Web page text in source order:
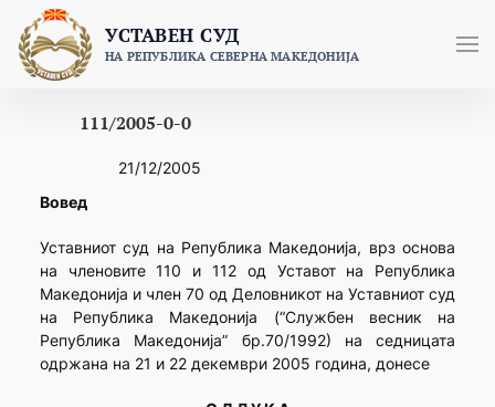
content
УСТАВЕН СУД
НА РЕПУБЛИКА СЕВЕРНА МАКЕДОНИЈА
111/2005-0-0
21/12/2005
Вовед
Уставниот суд на Република Македонија, врз основа
на членовите 110 и 112 од Уставот на Република
Македонија и член 70 од Деловникот на Уставниот суд
на Република Македонија (“Службен весник на
Република Македонија” бр.70/1992) на седницата
одржана на 21 и 22 декември 2005 година, донесе